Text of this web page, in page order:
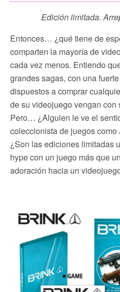
Edición limitada.
Entonces… ¿qué tiene de
comparten la mayoría de
cada vez menos. Entiendo
grandes sagas, con una
dispuestos a comprar
de su videojuego vengan
Pero… ¿Alguien le ve el
coleccionista de juegos como
¿Son las ediciones limitadas
hype con un juego más que
adoración hacia un